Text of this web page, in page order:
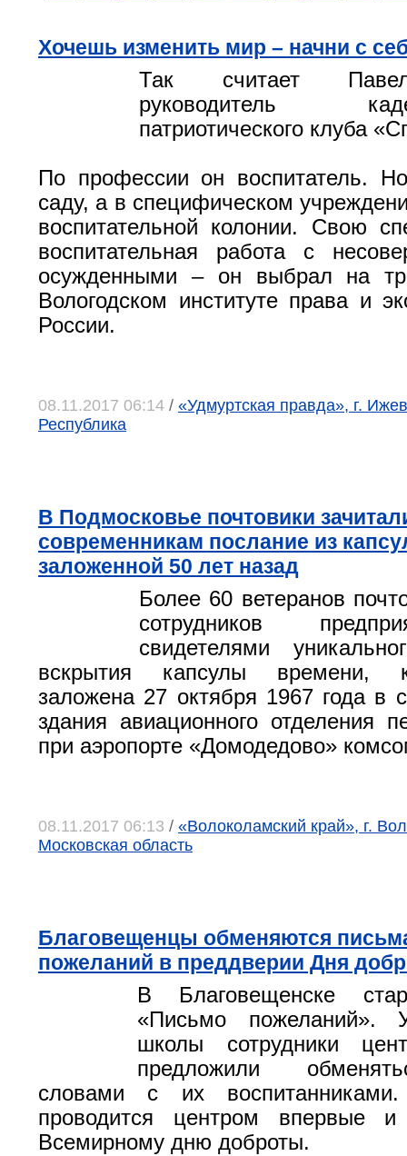
Хочешь изменить мир – начни с
Так считает
руководитель
патриотического клуба
По профессии он воспитатель.
саду, а в специфическом
воспитательной колонии. Свою
воспитательная работа с
осужденными – он выбрал на
Вологодском институте права и
России.
08.11.2017 06:14 / «Удмуртская правда», г.
Республика
В Подмосковье почтовики
современникам послание из
заложенной 50 лет назад
Более 60 ветеранов
сотрудников
свидетелями
вскрытия капсулы времени,
заложена 27 октября 1967 года в
здания авиационного отделения
при аэропорте «Домодедово»
08.11.2017 06:13 / «Волоколамский край», г.
Московская область
Благовещенцы обменяются
пожеланий в преддверии Дня
В Благовещенске
«Письмо пожеланий».
школы сотрудники
предложили
словами с их
проводится центром впервые
Всемирному дню доброты.